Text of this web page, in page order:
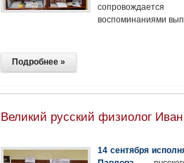
воспоминаниями
Подробнее »
Великий русский физиолог
14 сентября